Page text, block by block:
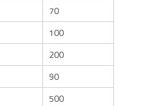
70
100
200
90
500